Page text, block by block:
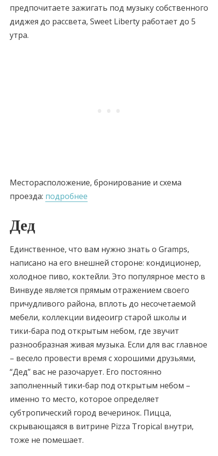
предпочитаете зажигать под музыку собственного
диджея до рассвета, Sweet Liberty работает до 5
утра.
Месторасположение, бронирование и схема
проезда: подробнее
Дед
Единственное, что вам нужно знать о Gramps,
написано на его внешней стороне: кондиционер,
холодное пиво, коктейли. Это популярное место в
Винвуде является прямым отражением своего
причудливого района, вплоть до несочетаемой
мебели, коллекции видеоигр старой школы и
тики-бара под открытым небом, где звучит
разнообразная живая музыка. Если для вас главное
– весело провести время с хорошими друзьями,
“Дед” вас не разочарует. Его постоянно
заполненный тики-бар под открытым небом –
именно то место, которое определяет
субтропический город вечеринок. Пицца,
скрывающаяся в витрине Pizza Tropical внутри,
тоже не помешает.